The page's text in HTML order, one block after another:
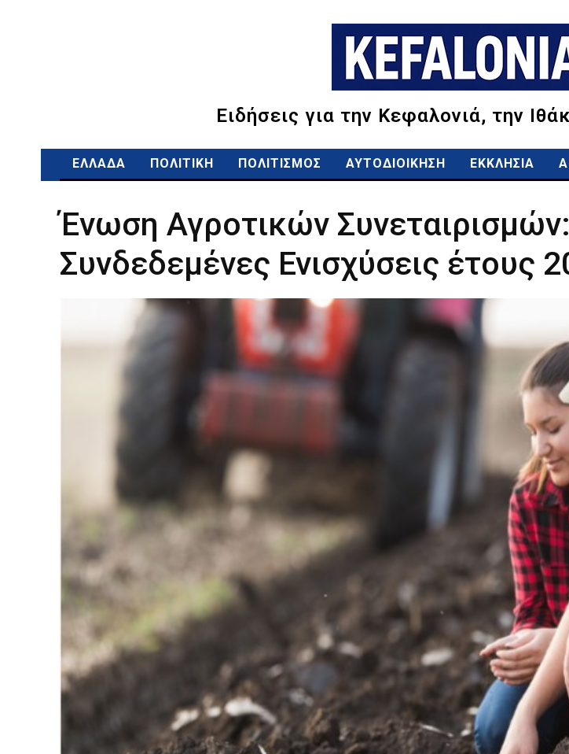
Ειδήσεις για την Κεφαλονιά, την
ΕΛΛΑΔΑ ΠΟΛΙΤΙΚΗ ΠΟΛΙΤΙΣΜΟΣ ΑΥΤΟΔΙΟΙΚΗΣΗ ΕΚΚΛΗΣΙΑ
Ένωση Αγροτικών
Συνδεδεμένες Ενισχύσεις έτους